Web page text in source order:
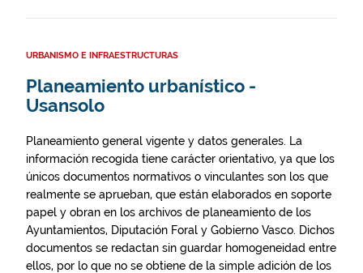
URBANISMO E INFRAESTRUCTURAS
Planeamiento urbanístico -
Usansolo
Planeamiento general vigente y datos generales. La
información recogida tiene carácter orientativo, ya que los
únicos documentos normativos o vinculantes son los que
realmente se aprueban, que están elaborados en soporte
papel y obran en los archivos de planeamiento de los
Ayuntamientos, Diputación Foral y Gobierno Vasco. Dichos
documentos se redactan sin guardar homogeneidad entre
ellos, por lo que no se obtiene de la simple adición de los